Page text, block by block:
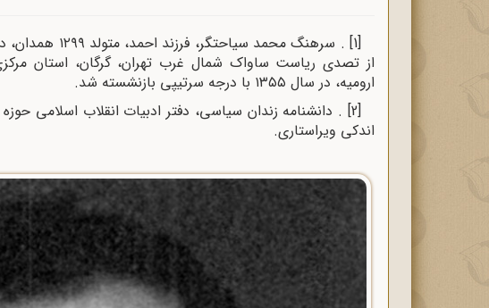
[1]
از تصدی ریاست ساواک شمال غرب تهران، گرگان، استان
ارومیه، در سال ۱۳۵۵ با درجه سرتیپی بازنشسته شد.
[2]
اندکی ویراستاری.